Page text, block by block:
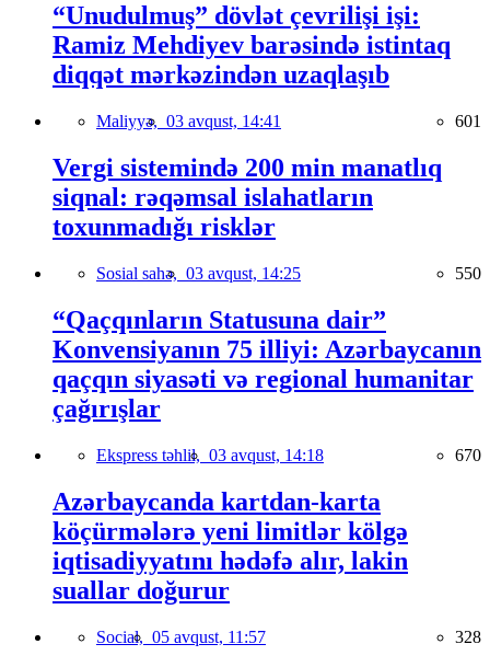
“Unudulmuş” dövlət çevrilişi işi:
Ramiz Mehdiyev barəsində istintaq
diqqət mərkəzindən uzaqlaşıb
Maliyyə, 03 avqust, 14:41 601
Vergi sistemində 200 min manatlıq
siqnal: rəqəmsal islahatların
toxunmadığı risklər
Sosial sahə, 03 avqust, 14:25 550
“Qaçqınların Statusuna dair”
Konvensiyanın 75 illiyi: Azərbaycanın
qaçqın siyasəti və regional humanitar
çağırışlar
Ekspress təhlil, 03 avqust, 14:18 670
Azərbaycanda kartdan-karta
köçürmələrə yeni limitlər kölgə
iqtisadiyyatını hədəfə alır, lakin
suallar doğurur
Social, 05 avqust, 11:57 328